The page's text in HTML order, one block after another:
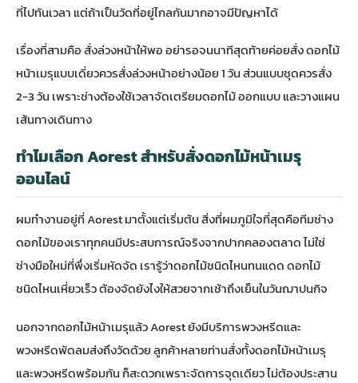
ที่ไปทันเวลา แต่ถ้าเป็นวัดที่อยู่ไกลกันมากอาจมีปัญหาได้
เรื่องที่สามคือ สั่งล่วงหน้าให้พอ อย่ารอจนนาทีสุดท้ายค่อยสั่ง ดอกไม้
หน้าเมรุแบบเดี่ยวควรสั่งล่วงหน้าอย่างน้อย 1 วัน ส่วนแบบชุดควรสั่ง
2-3 วัน เพราะช่างต้องใช้เวลาจัดเตรียมดอกไม้ ออกแบบ และวางแผน
เส้นทางเดินทาง
ทำไมเลือก Aorest สำหรับสั่งดอกไม้หน้าเมรุ
ออนไลน์
ผมทำงานอยู่ที่ Aorest มาตั้งแต่เริ่มต้น สิ่งที่ผมภูมิใจที่สุดคือทีมช่าง
ดอกไม้ของเราทุกคนมีประสบการณ์จริงจากปากคลองตลาด ไม่ใช่
ช่างมือใหม่ที่พึ่งเริ่มหัดจัด เรารู้ว่าดอกไม้ชนิดไหนทนแดด ดอกไม้
ชนิดไหนเหี่ยวเร็ว ต้องจัดยังไงให้สวยจากเช้าถึงเย็นในวันฌาปนกิจ
นอกจากดอกไม้หน้าเมรุแล้ว Aorest ยังมีบริการพวงหรีดและ
พวงหรีดพัดลมส่งถึงวัดด้วย ลูกค้าหลายท่านสั่งทั้งดอกไม้หน้าเมรุ
และพวงหรีดพร้อมกัน ก็สะดวกเพราะจัดการจุดเดียว ไม่ต้องประสาน